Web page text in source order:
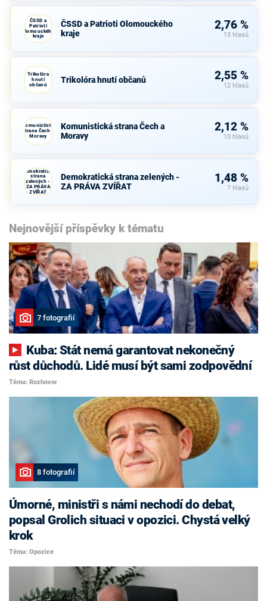
ČSSD a
Patrioti
Olomouckého
kraje
ČSSD a Patrioti Olomouckého
kraje
2,76 %
13 hlasů
Trikolóra
hnutí
občanů
Trikolóra hnutí občanů 2,55 %
12 hlasů
Komunistická
strana Čech a
Moravy
Komunistická strana Čech a
Moravy
2,12 %
10 hlasů
Demokratická
strana
zelených -
ZA PRÁVA
ZVÍŘAT
Demokratická strana zelených -
ZA PRÁVA ZVÍŘAT
1,48 %
7 hlasů
Nejnovější příspěvky k tématu
7 fotografií
růst důchodů. Lidé musí být sami zodpovědní
Téma: Rozhovor
8 fotografií
Úmorné, ministři s námi nechodí do debat,
popsal Grolich situaci v opozici. Chystá velký
krok
Téma: Opozice